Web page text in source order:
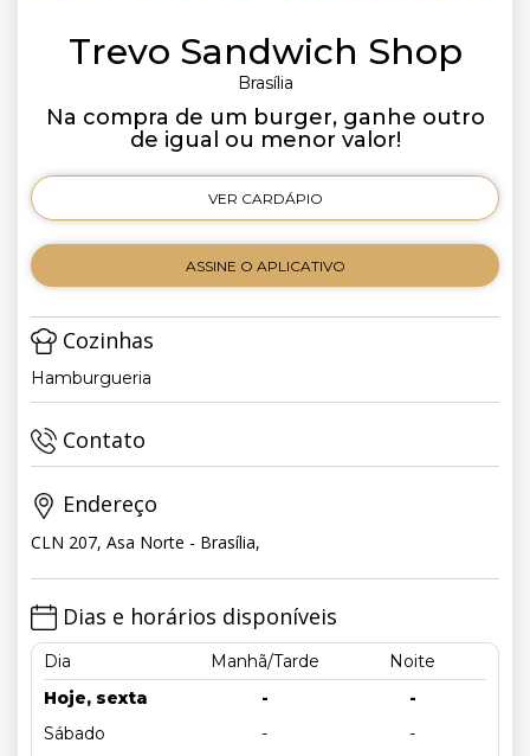
Trevo Sandwich Shop
Brasília
Na compra de um burger, ganhe outro
de igual ou menor valor!
VER CARDÁPIO
ASSINE O APLICATIVO
Cozinhas
Hamburgueria
Contato
Endereço
CLN 207, Asa Norte - Brasília,
Dias e horários disponíveis
Dia Manhã/Tarde
Noite
Hoje, sexta
-
-
Sábado
-
-